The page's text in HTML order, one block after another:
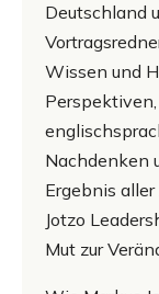
Deutschland
Wissen und
Nachdenken
Ergebnis
Jotzo
Mut zur